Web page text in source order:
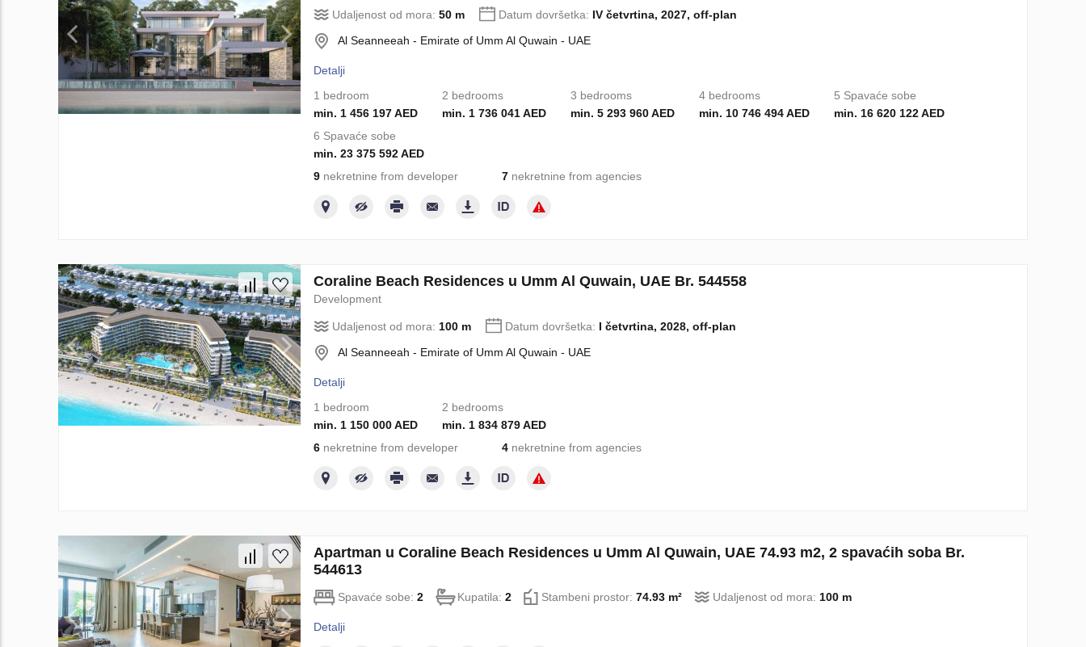
Udaljenost od mora: 50 m Datum dovršetka: IV četvrtina, 2027, off-plan
Al Seanneeah - Emirate of Umm Al Quwain - UAE
Detalji
1 bedroom
min. 1 456 197 AED
2 bedrooms
min. 1 736 041 AED
3 bedrooms
min. 5 293 960 AED
4 bedrooms
min. 10 746 494 AED
5 Spavaće sobe
min. 16 620 122 AED
6 Spavaće sobe
min. 23 375 592 AED
9nekretnine from developer 7nekretnine from agencies
Coraline Beach Residences u Umm Al Quwain, UAE Br. 544558
Development
Udaljenost od mora: 100 m Datum dovršetka: I četvrtina, 2028, off-plan
Al Seanneeah - Emirate of Umm Al Quwain - UAE
Detalji
1 bedroom
min. 1 150 000 AED
2 bedrooms
min. 1 834 879 AED
6nekretnine from developer 4nekretnine from agencies
Apartman u Coraline Beach Residences u Umm Al Quwain, UAE 74.93 m2, 2 spavaćih soba Br.
544613
Spavaće sobe: 2 Kupatila: 2 Stambeni prostor: 74.93 m² Udaljenost od mora: 100 m
Detalji